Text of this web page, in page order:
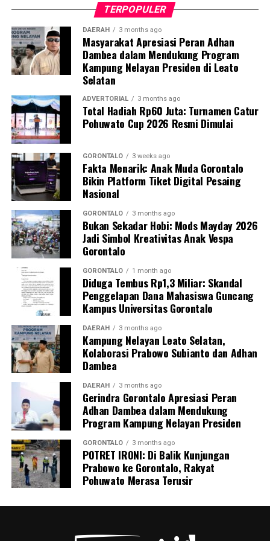
tersebut memiliki bobot sekitar 50 kilogram dan berisi
butiran putih menyerupai batu.
Guna memastikan kandungan material di dalamnya,
penyidik Subdit Gakkum Ditpolairud Polda Gorontalo
langsung mengirimkan sampel ke Laboratorium
Forensik (Labfor) Polda Sulawesi Utara di Manado. Hasil
pengujian laboratorium mengonfirmasi secara
meyakinkan bahwa butiran putih dalam 39 karung
tersebut positif mengandung sianida.
Selain menyita 1,9 ton sianida, polisi turut
mengamankan bangkai kapal “SAR.01.1824” yang telah
rusak, beserta sisa serpihan dan mesin kapal sebagai
barang bukti.
Hingga saat ini, pihak kepolisian tengah melakukan
penyelidikan intensif dan memburu pihak-pihak yang
bertanggung jawab atas kepemilikan serta aktivitas
pengangkutan barang berbahaya tersebut. Sedikitnya
enam orang saksi telah dimintai keterangan resmi,
termasuk personel Ditpolairud yang tiba pertama di
lokasi, Kepala Desa Motihelumo, warga pelapor, serta
masyarakat sekitar.
Peristiwa ini dipastikan melanggar sejumlah ketentuan
pidana berlapis. Para pelaku terancam dijerat atas
tindak pidana pengangkutan barang berbahaya tanpa
proses kepabeanan, pelanggaran pelayaran,
perdagangan tanpa izin resmi, serta pelanggaran
Undang-Undang Perlindungan Konsumen karena
memanipulasi label dan kemasan barang.
Menutup keterangannya, Kombes Devy mengimbau
seluruh masyarakat pesisir Gorontalo untuk terus
TERPOPULER
DAERAH 3 months ago
Masyarakat Apresiasi Peran Adhan
Dambea dalam Mendukung Program
Kampung Nelayan Presiden di Leato
Selatan
ADVERTORIAL 3 months ago
Total Hadiah Rp60 Juta: Turnamen Catur
Pohuwato Cup 2026 Resmi Dimulai
GORONTALO 3 weeks ago
Fakta Menarik: Anak Muda Gorontalo
Bikin Platform Tiket Digital Pesaing
Nasional
GORONTALO 3 months ago
Bukan Sekadar Hobi: Mods Mayday 2026
Jadi Simbol Kreativitas Anak Vespa
Gorontalo
GORONTALO 1 month ago
Diduga Tembus Rp1,3 Miliar: Skandal
Penggelapan Dana Mahasiswa Guncang
Kampus Universitas Gorontalo
DAERAH 3 months ago
Kampung Nelayan Leato Selatan,
Kolaborasi Prabowo Subianto dan Adhan
Dambea
DAERAH 3 months ago
Gerindra Gorontalo Apresiasi Peran
Adhan Dambea dalam Mendukung
Program Kampung Nelayan Presiden
GORONTALO 3 months ago
POTRET IRONI: Di Balik Kunjungan
Prabowo ke Gorontalo, Rakyat
Pohuwato Merasa Terusir